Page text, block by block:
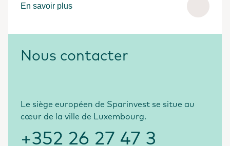
En savoir plus
Nous contacter
Le siège européen de Sparinvest se situe au
cœur de la ville de Luxembourg.
+352 26 27 47 3